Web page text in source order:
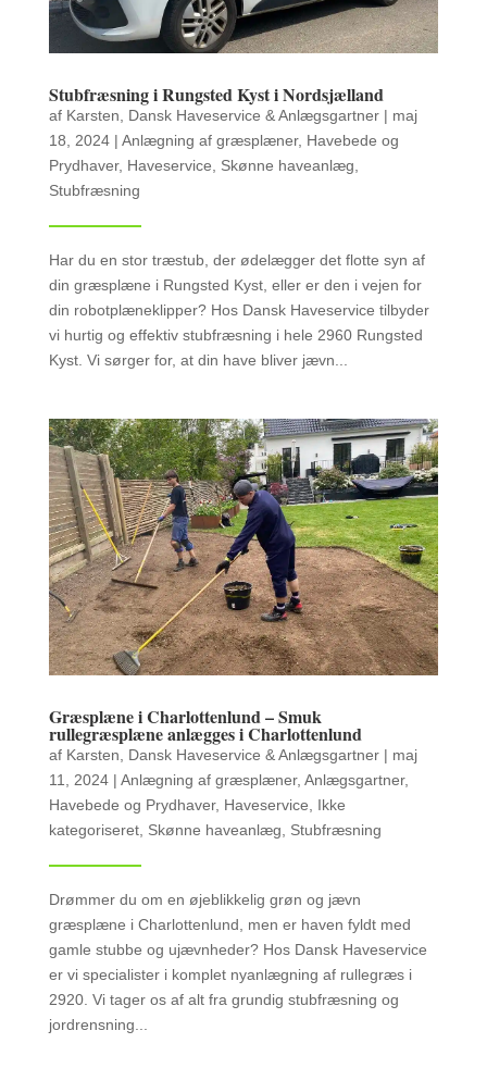
Stubfræsning i Rungsted Kyst i Nordsjælland
af Karsten, Dansk Haveservice & Anlægsgartner| maj
18, 2024| Anlægning af græsplæner, Havebede og
Prydhaver, Haveservice Skønne haveanlæg
Stubfræsning
Har du en stor træstub, der ødelægger det flotte syn af
din græsplæne i Rungsted Kyst, eller er den i vejen for
din robotplæneklipper? Hos Dansk Haveservice tilbyder
vi hurtig og effektiv stubfræsning i hele 2960 Rungsted
Kyst. Vi sørger for, at din have bliver jævn...
Græsplæne i Charlottenlund – Smuk
rullegræsplæne anlægges i Charlottenlund
af Karsten, Dansk Haveservice & Anlægsgartner| maj
11, 2024| Anlægning af græsplæner, Anlægsgartner,
Havebede og Prydhaver, Haveservice, Ikke
kategoriseret, Skønne haveanlæg, Stubfræsning
Drømmer du om en øjeblikkelig grøn og jævn
græsplæne i Charlottenlund, men er haven fyldt med
gamle stubbe og ujævnheder? Hos Dansk Haveservice
er vi specialister i komplet nyanlægning af rullegræs i
2920. Vi tager os af alt fra grundig stubfræsning og
jordrensning...